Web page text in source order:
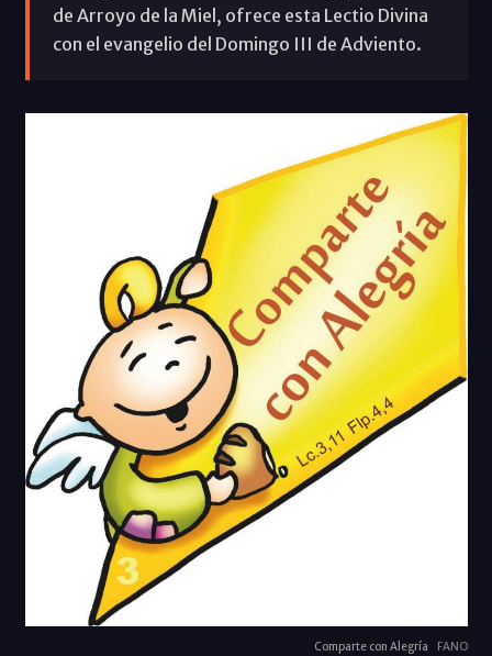
de Arroyo de la Miel, ofrece esta Lectio Divina
con el evangelio del Domingo III de Adviento.
Comparte con Alegría FANO